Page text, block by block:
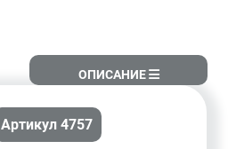
ОПИСАНИЕ
Артикул 4757